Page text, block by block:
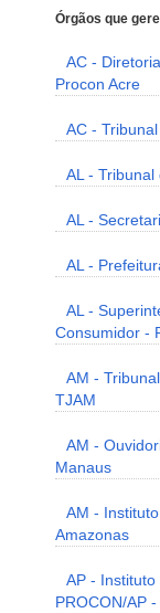
Órgãos que
AC -
Procon Acre
AC -
AL -
AL -
AL -
AL -
Consumidor -
AM -
TJAM
AM -
Manaus
AM -
Amazonas
AP -
PROCON/AP